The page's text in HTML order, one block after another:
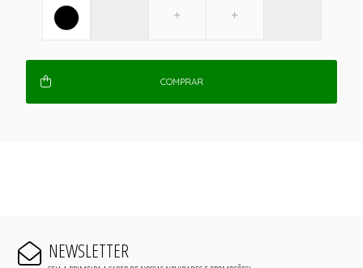
COMPRAR
NEWSLETTER